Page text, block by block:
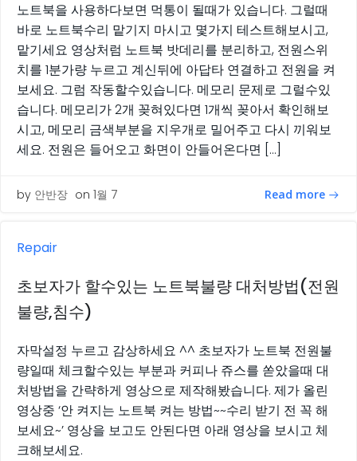
노트북을 사용하다보면 먹통이 될때가 있습니다. 그럴때
바로 노트북수리 맡기지 마시고 몇가지 테스트해보시고,
맡기세요 영상처럼 노트북 밧데리를 분리하고, 전원스위
치를 1분가량 누르고 계신뒤에 아답타 연결하고 전원을 켜
보세요. 그럼 작동할수있습니다. 메모리 문제로 그럴수있
습니다. 메모리가 2개 꽂혀있다면 1개씩 꽂아서 확인해보
시고, 메모리 금색부분을 지우개로 밀어주고 다시 끼워보
세요. 전원은 들어오고 화면이 안들어온다면 […]
by 안반장 on 1월 7 Read more
Repair
초보자가 할수있는 노트북불량 대처방법(전원
불량,침수)
자막설정 누르고 감상하세요 ^^ 초보자가 노트북 전원불
량일때 체크할수있는 부분과 커피나 쥬스를 쏟았을때 대
처방법을 간략하게 영상으로 제작해봤습니다. 제가 올린
영상중 ‘안 켜지는 노트북 켜는 방법~~수리 받기 전 꼭 해
보세요~’ 영상을 보고도 안된다면 아래 영상을 보시고 체
크해보세요.